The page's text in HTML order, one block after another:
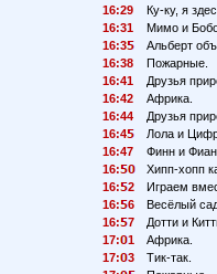
16:29
Ку-ку, я
16:31
Мимо и
16:3
Альберт
16:38
Пожарные.
16:41
Друзья
16:42
Африка.
16:44
Друзья
16:4
Лола и
16:47
Финн и
16:
Хипп-хопп
16:
2
Играем
16:
6
Весёлый
16:
7
Дотти и
17:
1
Африка.
17:
3
Тик-так.